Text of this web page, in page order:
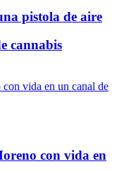
pistola de aire
cannabis
con vida en